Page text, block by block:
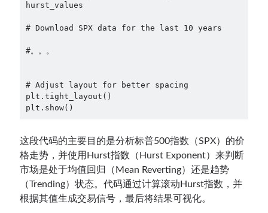
hurst_values
# Download SPX data for the last 10 years
#。。。
# Adjust layout for better spacing
plt.tight_layout()
plt.show()
这段代码的主要目的是分析标普500指数（SPX）的价
格走势，并使用Hurst指数（Hurst Exponent）来判断
市场是处于均值回归（Mean Reverting）还是趋势
（Trending）状态。代码通过计算滚动Hurst指数，并
根据其值生成交易信号，最后将结果可视化。